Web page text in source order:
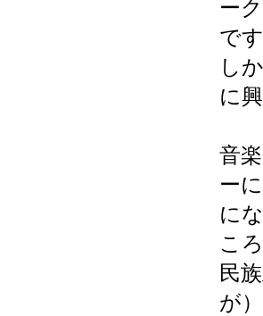
ー
で
し
に
音
ー
に
こ
民
が